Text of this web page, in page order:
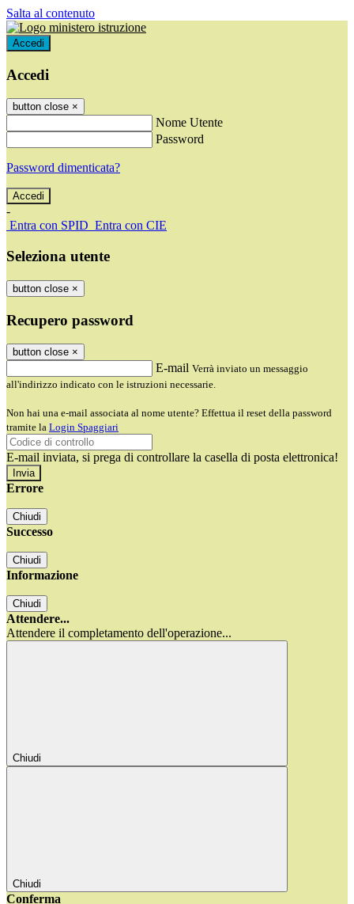
Salta al contenuto
Accedi
Accedi
button close ×
Nome Utente
Password
Password dimenticata?
-
Entra con SPID Entra con CIE
Seleziona utente
button close ×
Recupero password
button close ×
E-mail Verrà inviato un messaggio
all'indirizzo indicato con le istruzioni necessarie.
Non hai una e-mail associata al nome utente? Effettua il reset della password
tramite la Login Spaggiari
E-mail inviata, si prega di controllare la casella di posta elettronica!
Errore
Chiudi
Successo
Chiudi
Informazione
Chiudi
Attendere...
Attendere il completamento dell'operazione...
Chiudi
Chiudi
Conferma